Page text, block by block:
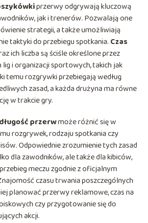
przerwy odgrywają kluczową
jak i trenerów. Pozwalają one
strategii, a także umożliwiają
taktyki do przebiegu spotkania. Czas
ich liczba są ściśle określone przez
i organizacji sportowych, takich jak
temu rozgrywki przebiegają według
zasad, a każda drużyna ma równe
w trakcie gry.
długość przerwmoże różnić się w
rozgrywek, rodzaju spotkania czy
Odpowiednie zrozumienie tych zasad
dla zawodników, ale także dla kibiców,
meczu zgodnie z oficjalnym
czasu trwania poszczególnych
planować przerwy reklamowe, czas na
czy przygotowanie się do
akcji.